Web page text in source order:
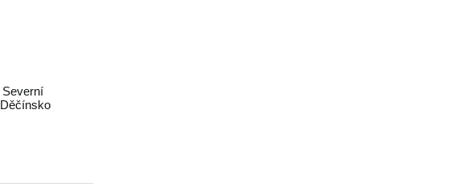
Severní
Děčínsko